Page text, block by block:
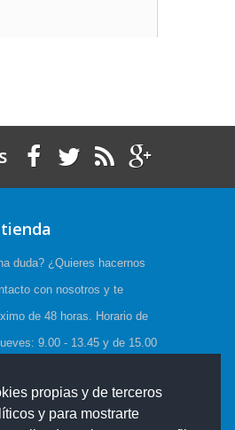
propias y de terceros
y para mostrarte
duda? ¿Quieres hacernos
con nosotros y te
de 48 horas. Horario de
9.00 - 13.45 y de 15.00
de Verano:(23 Junio a
15:00, C/Cueva de Viera
Antequera local 3 Polígono